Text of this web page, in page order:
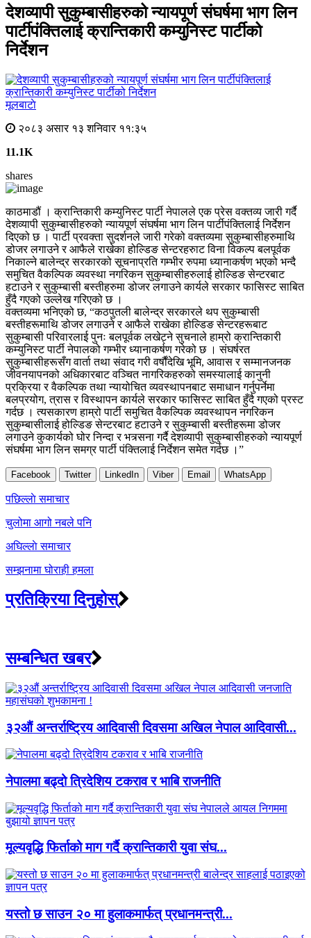
देशव्यापी सुकुम्बासीहरुको न्यायपूर्ण संघर्षमा भाग लिन
पार्टीपंक्तिलाई क्रान्तिकारी कम्युनिस्ट पार्टीको
निर्देशन
मूलबाटाे
२०८३ असार १३ शनिवार ११:३५
11.1K
shares
काठमाडौं । क्रान्तिकारी कम्युनिस्ट पार्टी नेपालले एक प्रेस वक्तव्य जारी गर्दै
देशव्यापी सुकुम्बासीहरुको न्यायपूर्ण संघर्षमा भाग लिन पार्टीपंक्तिलाई निर्देशन
दिएको छ । पार्टी प्रवक्ता सुदर्शनले जारी गरेको वक्तव्यमा सुकुम्बासीहरुमाथि
डोजर लगाउने र आफैले राखेका होल्डिङ सेन्टरहरुाट विना विकल्प बलपूर्वक
निकाल्ने बालेन्द्र सरकारको सूचनाप्रति गम्भीर रुपमा ध्यानाकर्षण भएको भन्दै
समुचित वैकल्पिक व्यवस्था नगरिकन सुकुम्बासीहरुलाई होल्डिङ सेन्टरबाट
हटाउने र सुकुम्बासी बस्तीहरुमा डोजर लगाउने कार्यले सरकार फासिस्ट साबित
हुँदै गएको उल्लेख गरिएको छ ।
वक्तव्यमा भनिएको छ, “कठपुतली बालेन्द्र सरकारले थप सुकुम्बासी
बस्तीहरूमाथि डोजर लगाउने र आफैले राखेका होल्डिङ सेन्टरहरूबाट
सुकुम्बासी परिवारलाई पुनः बलपूर्वक लखेट्ने सुचनाले हाम्रो क्रान्तिकारी
कम्युनिस्ट पार्टी नेपालको गम्भीर ध्यानाकर्षण गरेको छ । संघर्षरत
सुकुम्बासीहरूसँग वार्ता तथा संवाद गरी वर्षौंदेखि भूमि, आवास र सम्मानजनक
जीवनयापनको अधिकारबाट वञ्चित नागरिकहरुको समस्यालाई कानुनी
प्रक्रिया र वैकल्पिक तथा न्यायोचित व्यवस्थापनबाट समाधान गर्नुपर्नेमा
बलप्रयोग, त्रास र विस्थापन कार्यले सरकार फासिस्ट साबित हुँदै गएको प्रस्ट
गर्दछ । त्यसकारण हाम्रो पार्टी समुचित वैकल्पिक व्यवस्थापन नगरिकन
सुकुम्बासीलाई होल्डिङ सेन्टरबाट हटाउने र सुकुम्बासी बस्तीहरूमा डोजर
लगाउने कुकार्यको घोर निन्दा र भत्र्सना गर्दै देशव्यापी सुकुम्बासीहरुको न्यायपूर्ण
संघर्षमा भाग लिन समग्र पार्टी पंक्तिलाई निर्देशन समेत गर्दछ ।”
Facebook Twitter LinkedIn Viber Email WhatsApp
Post
navigation
पछिल्लाे समाचार
चुलोमा आगो नबले पनि
अघिल्लाे समाचार
सम्झनामा घोराही हमला
प्रतिक्रिया दिनुहोस्
सम्बन्धित खबर
३२औं अन्तर्राष्ट्रिय आदिवासी दिवसमा अखिल नेपाल आदिवासी...
नेपालमा बढ्दो त्रिदेशिय टकराव र भाबि राजनीति
मूल्यवृद्धि फिर्ताको माग गर्दै क्रान्तिकारी युवा संघ...
यस्तो छ साउन २० मा हुलाकमार्फत् प्रधानमन्त्री...